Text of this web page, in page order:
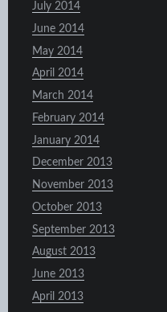
July 2014
June 2014
May 2014
April 2014
March 2014
February 2014
January 2014
December 2013
November 2013
October 2013
September 2013
August 2013
June 2013
April 2013